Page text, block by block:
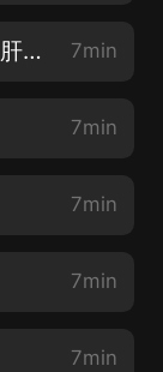
致命未婚夫 004 出現了！死者的肝臟！ 7min
7min
7min
7min
7min